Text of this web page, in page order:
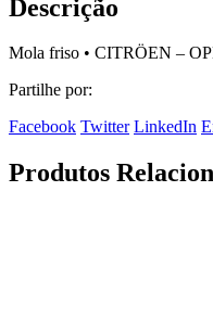
Descrição
Mola friso • CITRÖEN –
Partilhe por:
Facebook Twitter LinkedIn
Produtos